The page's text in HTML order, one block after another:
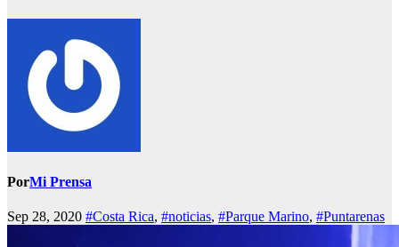
PorMi Prensa
Sep 28, 2020 #Costa Rica, #noticias, #Parque Marino, #Puntarenas